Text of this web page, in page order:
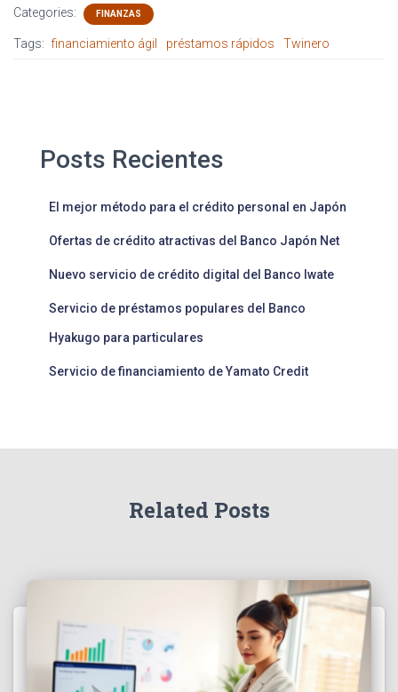
Categories: FINANZAS
Tags: financiamiento ágil préstamos rápidos Twinero
Posts Recientes
El mejor método para el crédito personal en Japón
Ofertas de crédito atractivas del Banco Japón Net
Nuevo servicio de crédito digital del Banco Iwate
Servicio de préstamos populares del Banco
Hyakugo para particulares
Servicio de financiamiento de Yamato Credit
Related Posts